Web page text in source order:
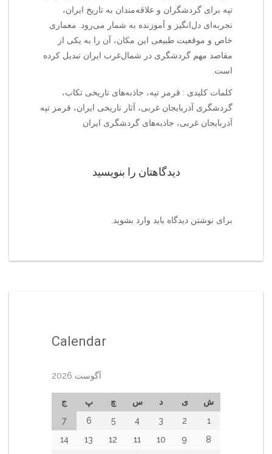
تپه برای گردشگران و علاقه‌مندان به تاریخ ایران،
تجربه‌ای دل‌انگیز و آموزنده به شمار می‌رود. معماری
خاص و موقعیت طبیعی این مکان، آن را به یکی از
مقاصد مهم گردشگری در شمال‌غرب ایران تبدیل کرده
است.
کلمات کلیدی : قرمز تپه، جاذبه‌های تاریخی تکاب،
گردشگری آذربایجان غربی، آثار تاریخی ایران، قرمز تپه
آذربایجان غربی، جاذبه‌های گردشگری ایران
دیدگاهتان را بنویسید
برای نوشتن دیدگاه باید وارد بشوید
Calendar
آگوست 2026
ش ی د س چ پ
ج
1
2
3
4
5
6
7
8
9
10
11
12
13
14